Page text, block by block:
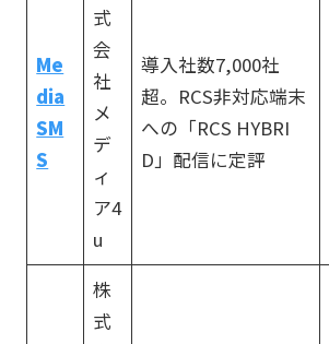
Me
dia
SM
S
式
会
社
メ
デ
ィ
ア4
u
導入社数7,000社
超。RCS非対応端末
への「RCS HYBRI
D」配信に定評
株
式